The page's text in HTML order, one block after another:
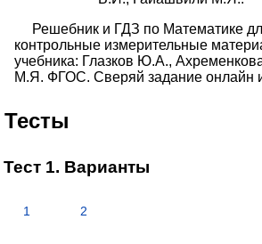
Решебник и ГДЗ по Математике
контрольные измерительные
учебника: Глазков Ю.А.,
М.Я. ФГОС. Сверяй задание онлайн
Тесты
Тест 1. Варианты
1 2